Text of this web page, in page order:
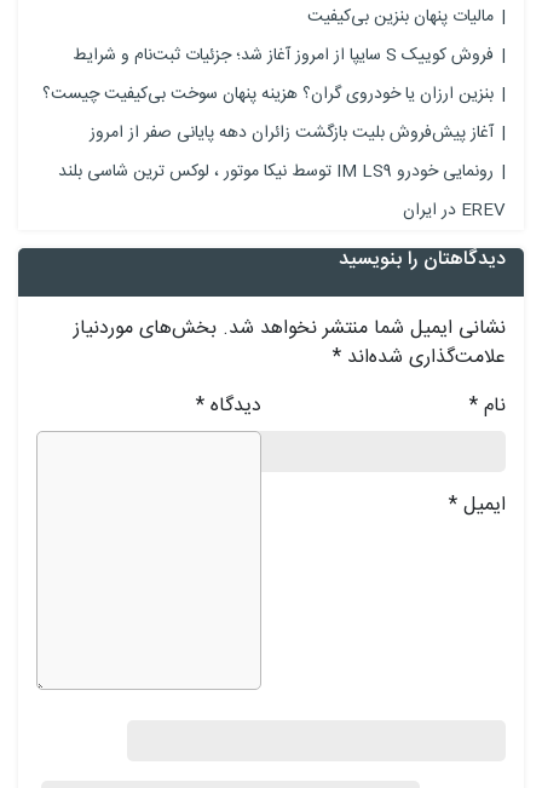
مالیات پنهان بنزین بی‌کیفیت
فروش کوییک S سایپا از امروز آغاز شد؛ جزئیات ثبت‌نام و شرایط
بنزین ارزان یا خودروی گران؟ هزینه پنهان سوخت بی‌کیفیت چیست؟
آغاز پیش‌فروش بلیت بازگشت زائران دهه پایانی صفر از امروز
رونمایی خودرو IM LS9 توسط نیکا موتور ، لوکس ترین شاسی بلند
EREV در ایران
دیدگاهتان را بنویسید
نشانی ایمیل شما منتشر نخواهد شد. بخش‌های موردنیاز
علامت‌گذاری شده‌اند *
دیدگاه* نام*
ایمیل*